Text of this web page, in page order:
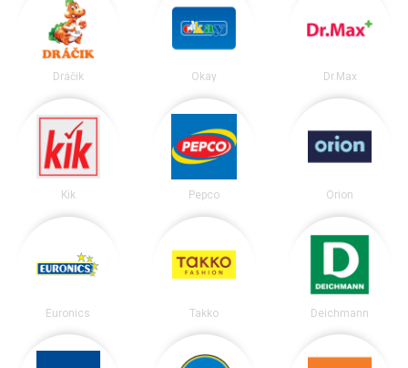
Dráčik Okay Dr.Max
Kik Pepco Orion
Euronics Takko Deichmann